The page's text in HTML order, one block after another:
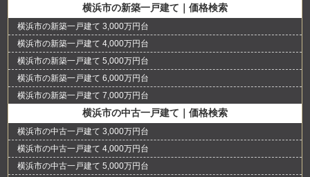
横浜市の新築一戸建て｜価格検索
横浜市の新築一戸建て 3,000万円台
横浜市の新築一戸建て 4,000万円台
横浜市の新築一戸建て 5,000万円台
横浜市の新築一戸建て 6,000万円台
横浜市の新築一戸建て 7,000万円台
横浜市の中古一戸建て｜価格検索
横浜市の中古一戸建て 3,000万円台
横浜市の中古一戸建て 4,000万円台
横浜市の中古一戸建て 5,000万円台